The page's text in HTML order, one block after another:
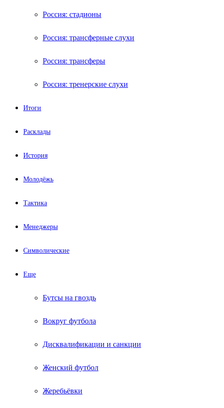
Россия: стадионы
Россия: трансферные слухи
Россия: трансферы
Россия: тренерские слухи
Итоги
Расклады
История
Молодёжь
Тактика
Менеджеры
Символические
Еще
Бутсы на гвоздь
Вокруг футбола
Дисквалификации и санкции
Женский футбол
Жеребьёвки